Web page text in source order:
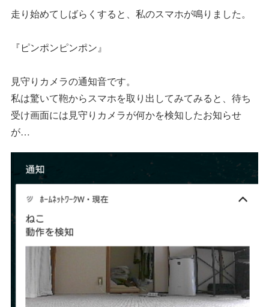
走り始めてしばらくすると、私のスマホが鳴りました。
『ピンポンピンポン』
見守りカメラの通知音です。
私は驚いて鞄からスマホを取り出してみてみると、待ち
受け画面には見守りカメラが何かを検知したお知らせ
が…